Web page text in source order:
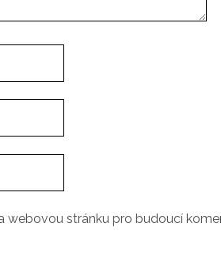
webovou stránku pro budoucí